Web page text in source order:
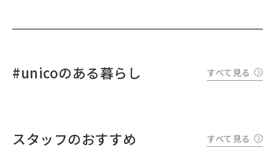
#unicoのある暮らし すべて見る
スタッフのおすすめ すべて見る